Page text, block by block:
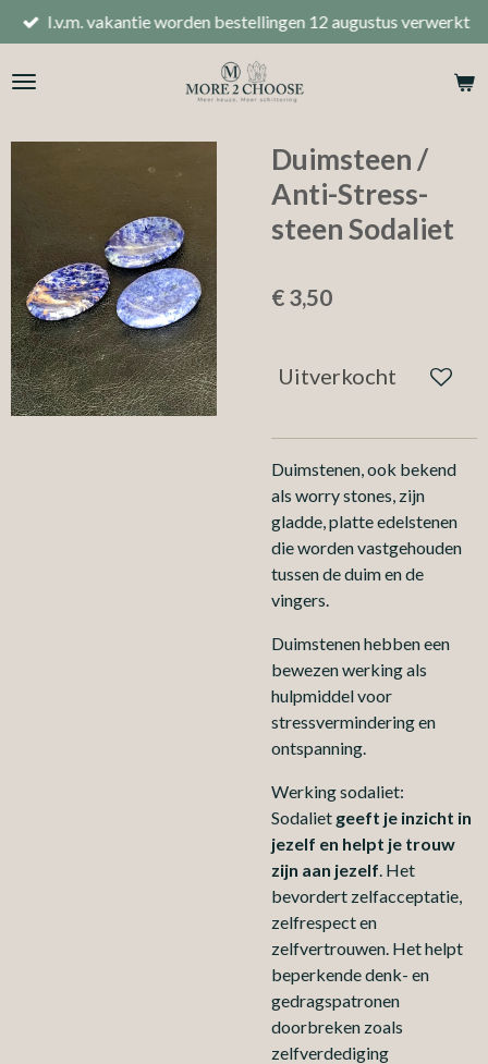
Ga
direct
naar
I.v.m. vakantie worden bestellingen 12 augustus verwerkt
Duimsteen /
Anti-Stress-
steen Sodaliet
€ 3,50
Uitverkocht
Duimstenen, ook bekend
als worry stones, zijn
gladde, platte edelstenen
die worden vastgehouden
tussen de duim en de
vingers.
Duimstenen hebben een
bewezen werking als
hulpmiddel voor
stressvermindering en
ontspanning.
Werking sodaliet:
Sodaliet geeft je inzicht in
jezelf en helpt je trouw
zijn aan jezelf. Het
bevordert zelfacceptatie,
zelfrespect en
zelfvertrouwen. Het helpt
beperkende denk- en
gedragspatronen
doorbreken zoals
zelfverdediging